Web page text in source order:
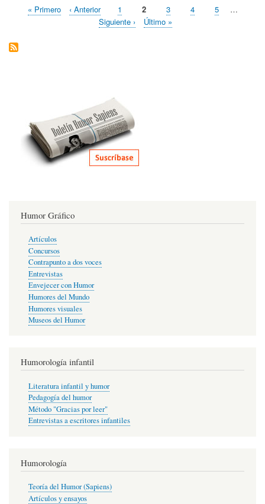
Paginación
Primera
« Primero
Página
‹ Anterior Page
1
Página
actual
2 Page
3 Page
4 Page
5
…
Siguiente
Siguiente ›
Última
Último »
Humor Gráfico
Artículos
Concursos
Contrapunto a dos voces
Entrevistas
Envejecer con Humor
Humores del Mundo
Humores visuales
Museos del Humor
Humorología infantil
Literatura infantil y humor
Pedagogía del humor
Método "Gracias por leer"
Entrevistas a escritores infantiles
Humorología
Teoría del Humor (Sapiens)
Artículos y ensayos